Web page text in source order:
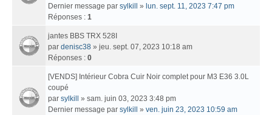
Dernier message par sylkill » lun. sept. 11, 2023 7:47 pm
Réponses : 1
jantes BBS TRX 528I
par denisc38 » jeu. sept. 07, 2023 10:18 am
Réponses : 0
[VENDS] Intérieur Cobra Cuir Noir complet pour M3 E36 3.0L
coupé
par sylkill » sam. juin 03, 2023 3:48 pm
Dernier message par sylkill » ven. juin 23, 2023 10:59 am